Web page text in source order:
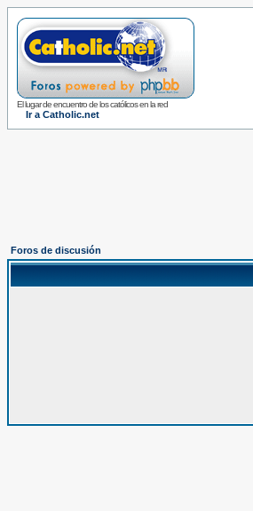
El lugar de encuentro de los católicos en la red
Ir a Catholic.net
Foros de discusión